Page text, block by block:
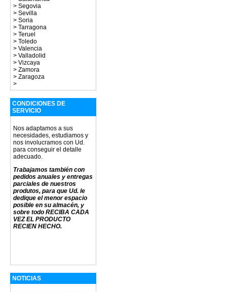
> Segovia
> Sevilla
> Soria
> Tarragona
> Teruel
> Toledo
> Valencia
> Valladolid
> Vizcaya
> Zamora
> Zaragoza
>
CONDICIONES DE
SERVICIO
Nos adaptamos a sus
necesidades, estudiamos y
nos involucramos con Ud.
para conseguir el detalle
adecuado.
Trabajamos también con
pedidos anuales y entregas
parciales de nuestros
produtos, para que Ud. le
dedique el menor espacio
posible en su almacén, y
sobre todo RECIBA CADA
VEZ EL PRODUCTO
RECIEN HECHO.
NOTICIAS